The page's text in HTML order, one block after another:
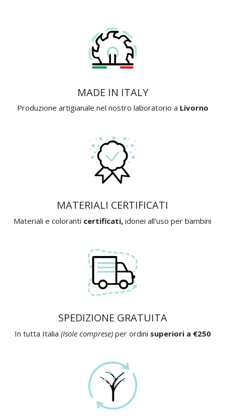
MADE IN ITALY
Produzione artigianale nel nostro laboratorio a Livorno
MATERIALI CERTIFICATI
Materiali e coloranti certificati, idonei all'uso per bambini
SPEDIZIONE GRATUITA
In tutta Italia (Isole comprese) per ordini superiori a €250